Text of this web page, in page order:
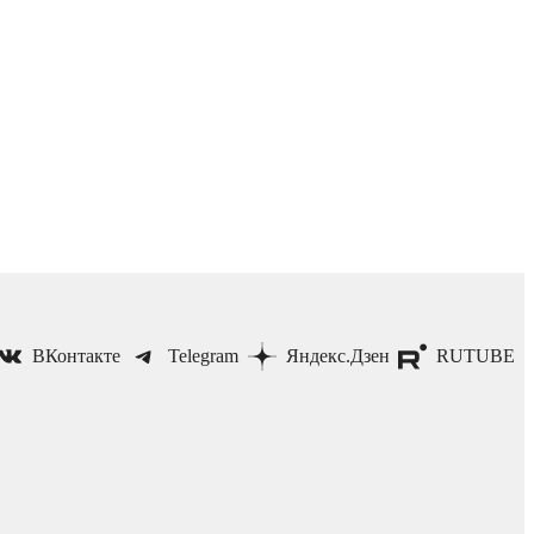
ВКонтакте Telegram Яндекс.Дзен RUTUBE